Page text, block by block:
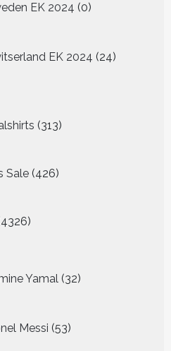
EK 2024 0
producten
EK 2024 24
producten
313
producten
Sale 426
426
producten
4326
producten
Yamal 32
producten
Messi 53
producten